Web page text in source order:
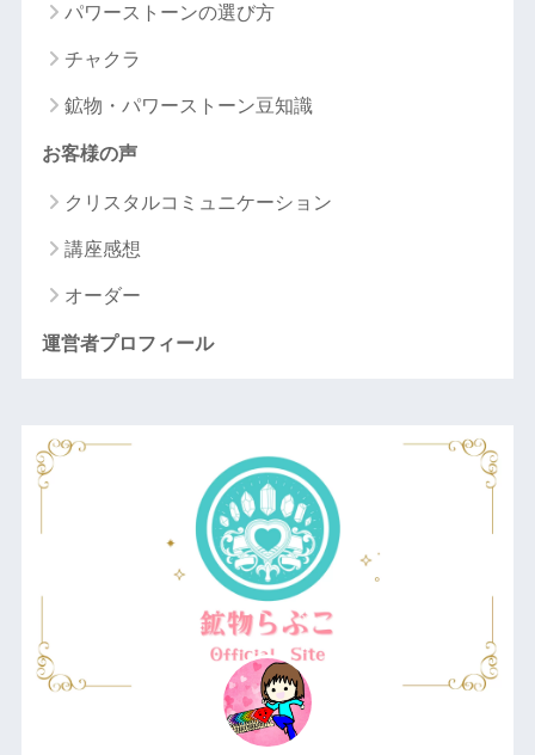
パワーストーンの選び方
チャクラ
鉱物・パワーストーン豆知識
お客様の声
クリスタルコミュニケーション
講座感想
オーダー
運営者プロフィール